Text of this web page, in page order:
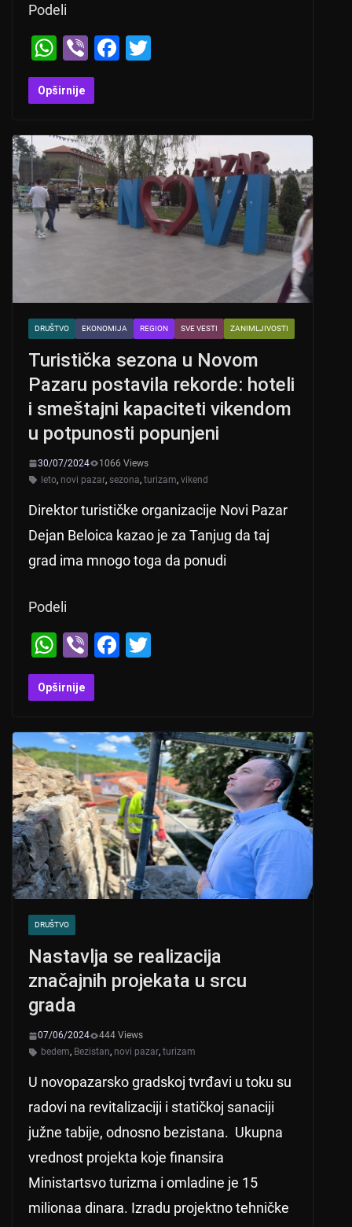
Podeli
W
h
at
A
p
p
Vi
b
er
F
b
o
o
k
Opširnije
DRUŠTVO EKONOMIJA REGION SVE VESTI ZANIMLJIVOSTI
Turistička sezona u Novom
Pazaru postavila rekorde: hoteli
i smeštajni kapaciteti vikendom
u potpunosti popunjeni
30/07/2024
1066 Views
leto, novi pazar, sezona, turizam, vikend
Direktor turističke organizacije Novi Pazar
Dejan Beloica kazao je za Tanjug da taj
grad ima mnogo toga da ponudi
Podeli
W
h
at
A
p
p
Vi
b
er
F
b
o
o
k
Opširnije
DRUŠTVO
Nastavlja se realizacija
značajnih projekata u srcu
grada
07/06/2024
444 Views
bedem, Bezistan, novi pazar, turizam
U novopazarsko gradskoj tvrđavi u toku su
radovi na revitalizaciji i statičkoj sanaciji
južne tabije, odnosno bezistana. Ukupna
vrednost projekta koje finansira
Ministartsvo turizma i omladine je 15
milionaa dinara. Izradu projektno tehničke